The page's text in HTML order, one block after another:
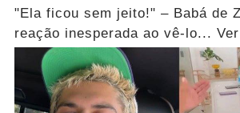
"Ela ficou sem jeito!" – Babá de
reação inesperada ao vê-lo...